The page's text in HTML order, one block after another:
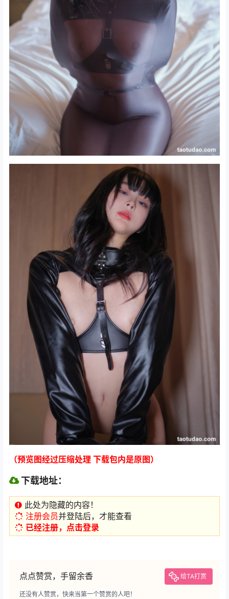
（预览图经过压缩处理 下载包内是原图）
下载地址：
此处为隐藏的内容！
注册会员并登陆后，才能查看
已经注册，点击登录
点点赞赏，手留余香 给TA打赏
还没有人赞赏，快来当第一个赞赏的人吧！